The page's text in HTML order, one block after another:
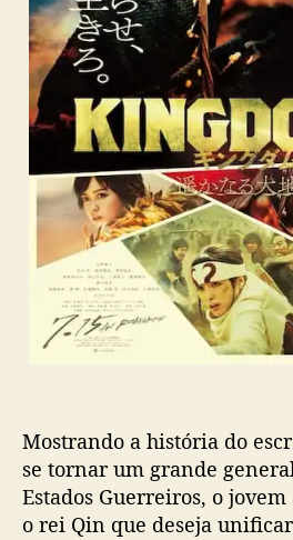
Mostrando a história do
se tornar um grande
Estados Guerreiros, o
o rei Qin que deseja